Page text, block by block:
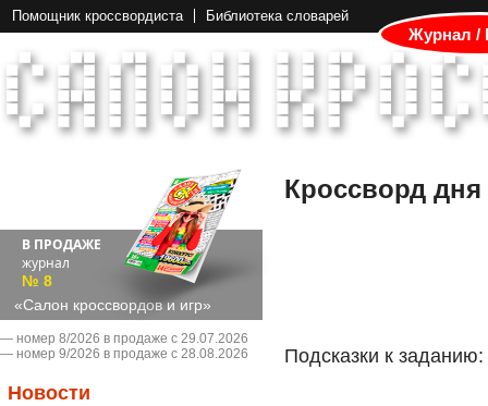
Помощник кроссвордиста Библиотека словарей
Журнал /
В ПРОДАЖЕ
журнал
№ 8
«Салон кроссвордов и игр»
― номер 8/2026 в продаже с 29.07.2026
― номер 9/2026 в продаже с 28.08.2026
Новости
Кроссворд дня
Подсказки к заданию: